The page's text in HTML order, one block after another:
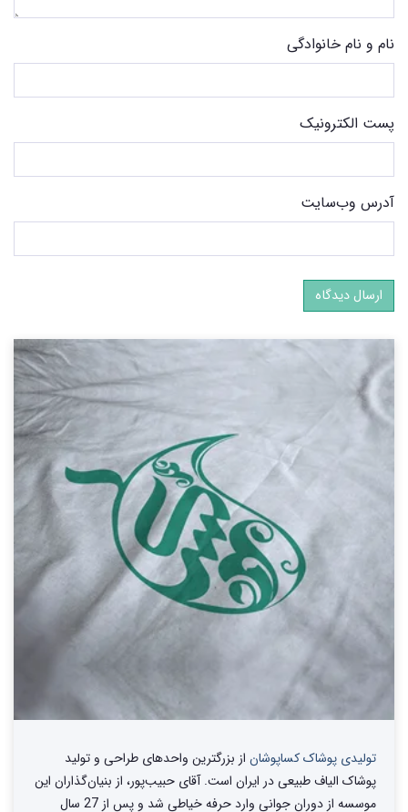
نام و نام خانوادگی
پست الکترونیک
آدرس وب‌سایت
ارسال دیدگاه
تولیدی پوشاک کساپوشان از بزرگترین واحد‌های طراحی و تولید‌
پوشاک الیاف طبیعی در ایران است. آقای حبیب‌پور، از بنیان‌گذاران این
موسسه از دوران جوانی وارد حرفه خیاطی شد و پس از 27 سال